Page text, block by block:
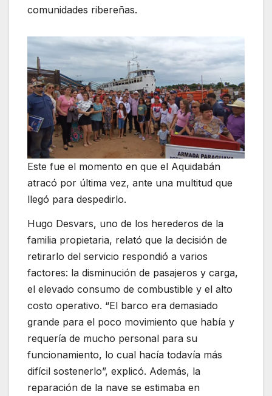
comunidades ribereñas.
Este fue el momento en que el Aquidabán
atracó por última vez, ante una multitud que
llegó para despedirlo.
Hugo Desvars, uno de los herederos de la
familia propietaria, relató que la decisión de
retirarlo del servicio respondió a varios
factores: la disminución de pasajeros y carga,
el elevado consumo de combustible y el alto
costo operativo. “El barco era demasiado
grande para el poco movimiento que había y
requería de mucho personal para su
funcionamiento, lo cual hacía todavía más
difícil sostenerlo”, explicó. Además, la
reparación de la nave se estimaba en